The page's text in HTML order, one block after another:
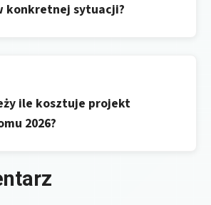
konkretnej sytuacji?
ile kosztuje projekt
2026?